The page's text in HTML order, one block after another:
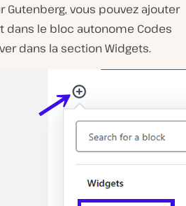
Gutenberg, vous pouvez ajouter
dans le bloc autonome Codes
dans la sectionWidgets.